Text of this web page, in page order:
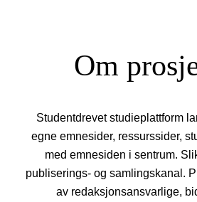
Om
Studentdrevet studieplattform
egne emnesider, ressurssider,
med emnesiden i sentrum.
publiserings- og samlingskanal.
av redaksjonsansvarlige,